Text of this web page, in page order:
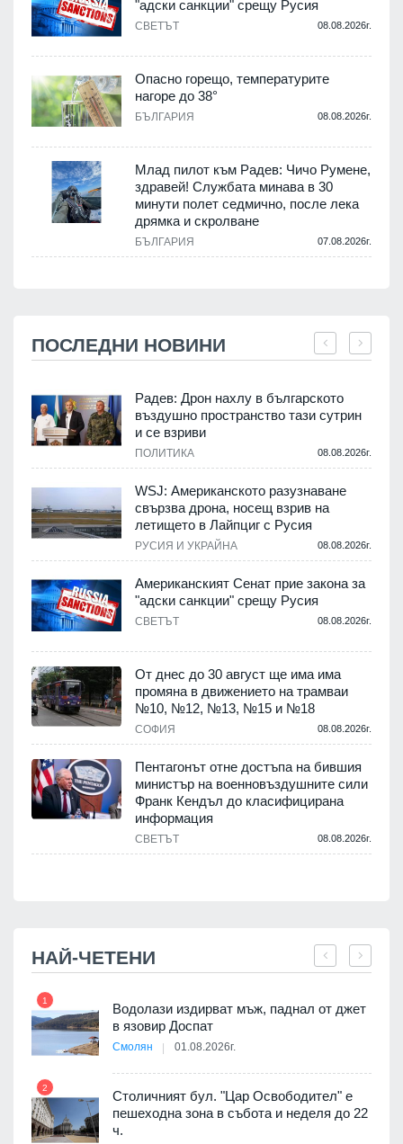
"адски санкции" срещу Русия
СВЕТЪТ 08.08.2026г.
Опасно горещо, температурите
нагоре до 38°
БЪЛГАРИЯ 08.08.2026г.
Млад пилот към Радев: Чичо Румене,
здравей! Службата минава в 30
минути полет седмично, после лека
дрямка и скролване
БЪЛГАРИЯ 07.08.2026г.
ПОСЛЕДНИ НОВИНИ
Радев: Дрон нахлу в българското
въздушно пространство тази сутрин
и се взриви
ПОЛИТИКА 08.08.2026г.
WSJ: Американското разузнаване
свързва дрона, носещ взрив на
летището в Лайпциг с Русия
РУСИЯ И УКРАЙНА 08.08.2026г.
Американският Сенат прие закона за
"адски санкции" срещу Русия
СВЕТЪТ 08.08.2026г.
От днес до 30 август ще има има
промяна в движението на трамваи
№10, №12, №13, №15 и №18
СОФИЯ 08.08.2026г.
Пентагонът отне достъпа на бившия
министър на военновъздушните сили
Франк Кендъл до класифицирана
информация
СВЕТЪТ 08.08.2026г.
НАЙ-ЧЕТЕНИ
1
Водолази издирват мъж, паднал от джет
в язовир Доспат
Смолян 01.08.2026г.
2
Столичният бул. "Цар Освободител" е
пешеходна зона в събота и неделя до 22
ч.